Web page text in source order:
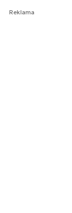
Reklama